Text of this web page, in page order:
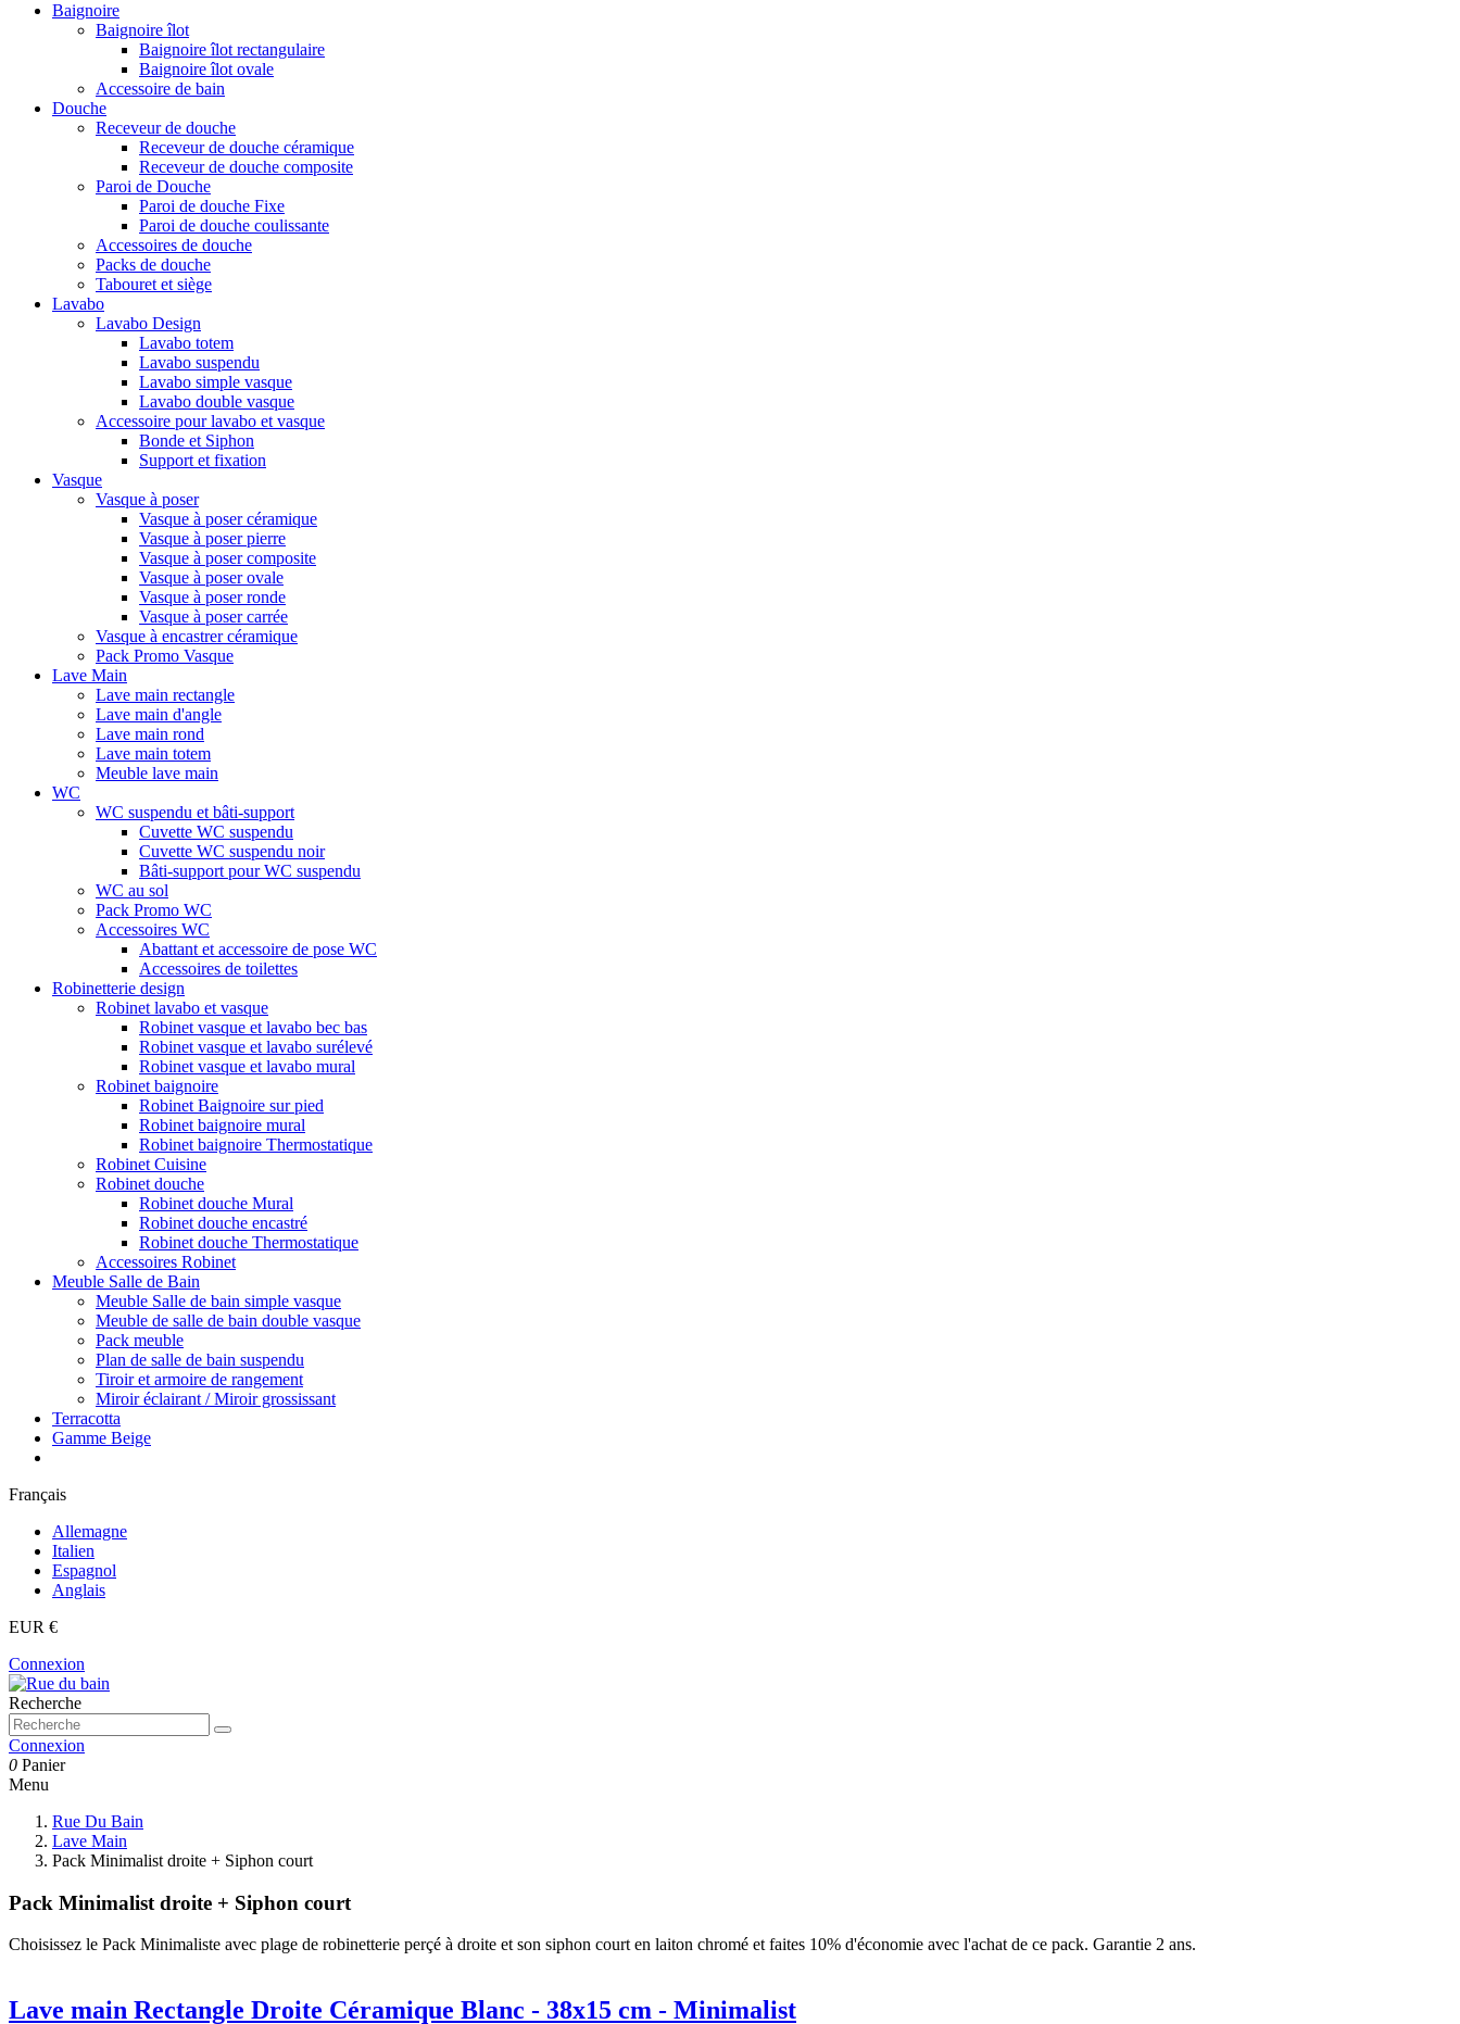
Baignoire
Baignoire îlot
Baignoire îlot rectangulaire
Baignoire îlot ovale
Accessoire de bain
Douche
Receveur de douche
Receveur de douche céramique
Receveur de douche composite
Paroi de Douche
Paroi de douche Fixe
Paroi de douche coulissante
Accessoires de douche
Packs de douche
Tabouret et siège
Lavabo
Lavabo Design
Lavabo totem
Lavabo suspendu
Lavabo simple vasque
Lavabo double vasque
Accessoire pour lavabo et vasque
Bonde et Siphon
Support et fixation
Vasque
Vasque à poser
Vasque à poser céramique
Vasque à poser pierre
Vasque à poser composite
Vasque à poser ovale
Vasque à poser ronde
Vasque à poser carrée
Vasque à encastrer céramique
Pack Promo Vasque
Lave Main
Lave main rectangle
Lave main d'angle
Lave main rond
Lave main totem
Meuble lave main
WC
WC suspendu et bâti-support
Cuvette WC suspendu
Cuvette WC suspendu noir
Bâti-support pour WC suspendu
WC au sol
Pack Promo WC
Accessoires WC
Abattant et accessoire de pose WC
Accessoires de toilettes
Robinetterie design
Robinet lavabo et vasque
Robinet vasque et lavabo bec bas
Robinet vasque et lavabo surélevé
Robinet vasque et lavabo mural
Robinet baignoire
Robinet Baignoire sur pied
Robinet baignoire mural
Robinet baignoire Thermostatique
Robinet Cuisine
Robinet douche
Robinet douche Mural
Robinet douche encastré
Robinet douche Thermostatique
Accessoires Robinet
Meuble Salle de Bain
Meuble Salle de bain simple vasque
Meuble de salle de bain double vasque
Pack meuble
Plan de salle de bain suspendu
Tiroir et armoire de rangement
Miroir éclairant / Miroir grossissant
Terracotta
Gamme Beige
Français
Allemagne
Italien
Espagnol
Anglais
EUR €
Connexion
Recherche
Connexion
0 Panier
Menu
Rue Du Bain
Lave Main
Pack Minimalist droite + Siphon court
Pack Minimalist droite + Siphon court
Choisissez le Pack Minimaliste avec plage de robinetterie perçé à droite et son siphon court en laiton chromé et faites 10% d'économie avec l'achat de ce pack. Garantie 2 ans.
Lave main Rectangle Droite Céramique Blanc - 38x15 cm - Minimalist